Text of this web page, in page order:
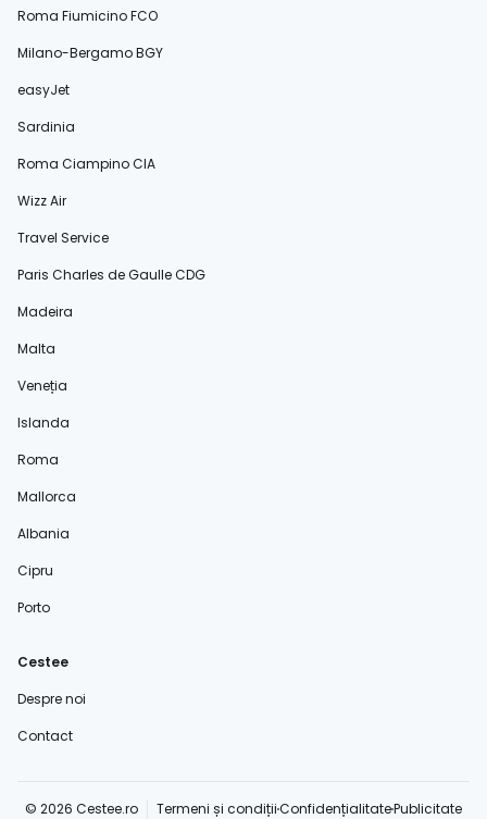
Roma Fiumicino FCO
Milano-Bergamo BGY
easyJet
Sardinia
Roma Ciampino CIA
Wizz Air
Travel Service
Paris Charles de Gaulle CDG
Madeira
Malta
Veneția
Islanda
Roma
Mallorca
Albania
Cipru
Porto
Cestee
Despre noi
Contact
© 2026 Cestee.ro Termeni și condițiiConfidențialitatePublicitate